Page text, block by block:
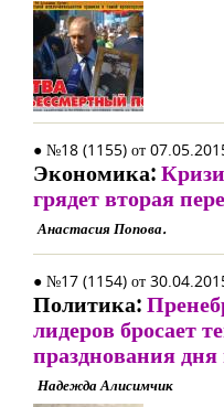
● №18 (1155) от
Экономика:
грядет вторая
Анастасия Попова.
● №17 (1154) от
Политика:
лидеров бросает
празднования
Надежда Алисимчик